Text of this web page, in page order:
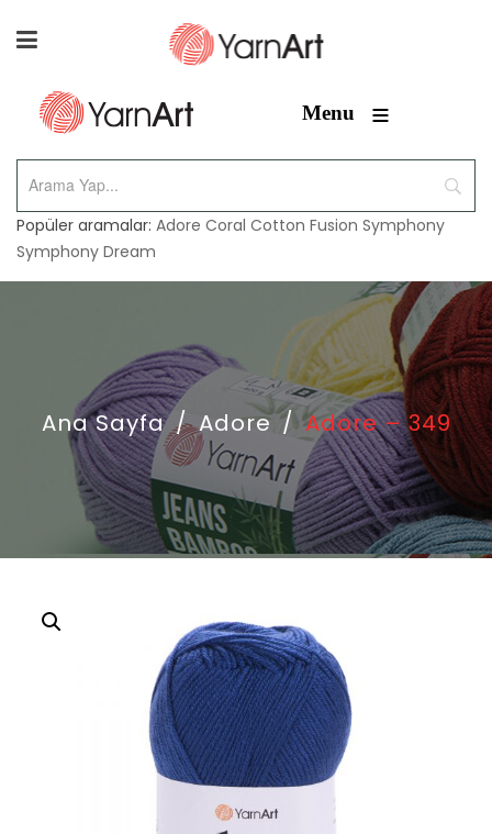
Menu ≡
Popüler aramalar: Adore Coral Cotton Fusion Symphony
Symphony Dream
Ana Sayfa / Adore / Adore – 349